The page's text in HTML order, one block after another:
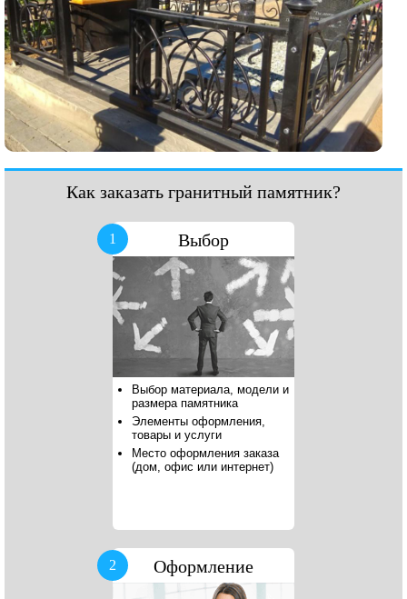
Как заказать гранитный памятник?
1 Выбор
Выбор материала, модели и
размера памятника
Элементы оформления,
товары и услуги
Место оформления заказа
(дом, офис или интернет)
2 Оформление